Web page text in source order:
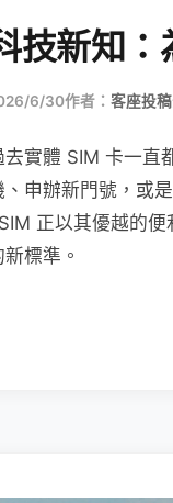
技新知：
6/30作者： 客座投稿
去實體 SIM 卡一直
、申辦新門號，或
正以其優越的
新標準。